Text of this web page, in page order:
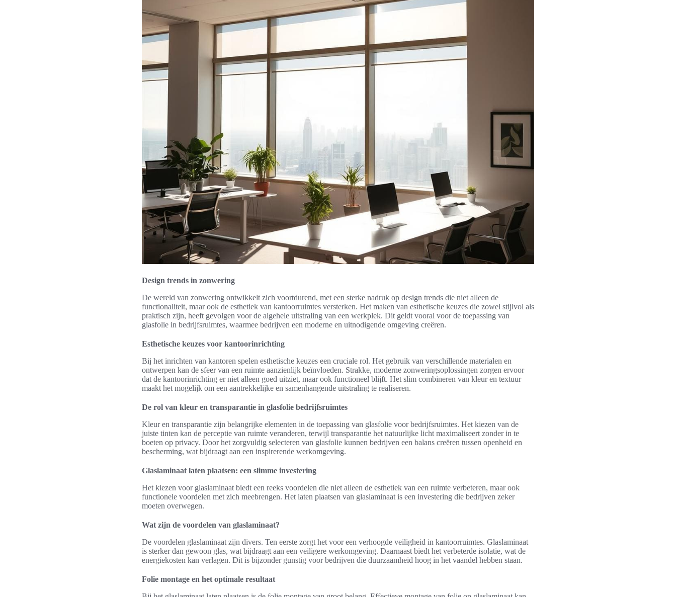
Design trends in zonwering
De wereld van zonwering ontwikkelt zich voortdurend, met een sterke nadruk op design trends die niet alleen de
functionaliteit, maar ook de esthetiek van kantoorruimtes versterken. Het maken van esthetische keuzes die zowel stijlvol als
praktisch zijn, heeft gevolgen voor de algehele uitstraling van een werkplek. Dit geldt vooral voor de toepassing van
glasfolie in bedrijfsruimtes, waarmee bedrijven een moderne en uitnodigende omgeving creëren.
Esthetische keuzes voor kantoorinrichting
Bij het inrichten van kantoren spelen esthetische keuzes een cruciale rol. Het gebruik van verschillende materialen en
ontwerpen kan de sfeer van een ruimte aanzienlijk beïnvloeden. Strakke, moderne zonweringsoplossingen zorgen ervoor
dat de kantoorinrichting er niet alleen goed uitziet, maar ook functioneel blijft. Het slim combineren van kleur en textuur
maakt het mogelijk om een aantrekkelijke en samenhangende uitstraling te realiseren.
De rol van kleur en transparantie in glasfolie bedrijfsruimtes
Kleur en transparantie zijn belangrijke elementen in de toepassing van glasfolie voor bedrijfsruimtes. Het kiezen van de
juiste tinten kan de perceptie van ruimte veranderen, terwijl transparantie het natuurlijke licht maximaliseert zonder in te
boeten op privacy. Door het zorgvuldig selecteren van glasfolie kunnen bedrijven een balans creëren tussen openheid en
bescherming, wat bijdraagt aan een inspirerende werkomgeving.
Glaslaminaat laten plaatsen: een slimme investering
Het kiezen voor glaslaminaat biedt een reeks voordelen die niet alleen de esthetiek van een ruimte verbeteren, maar ook
functionele voordelen met zich meebrengen. Het laten plaatsen van glaslaminaat is een investering die bedrijven zeker
moeten overwegen.
Wat zijn de voordelen van glaslaminaat?
De voordelen glaslaminaat zijn divers. Ten eerste zorgt het voor een verhoogde veiligheid in kantoorruimtes. Glaslaminaat
is sterker dan gewoon glas, wat bijdraagt aan een veiligere werkomgeving. Daarnaast biedt het verbeterde isolatie, wat de
energiekosten kan verlagen. Dit is bijzonder gunstig voor bedrijven die duurzaamheid hoog in het vaandel hebben staan.
Folie montage en het optimale resultaat